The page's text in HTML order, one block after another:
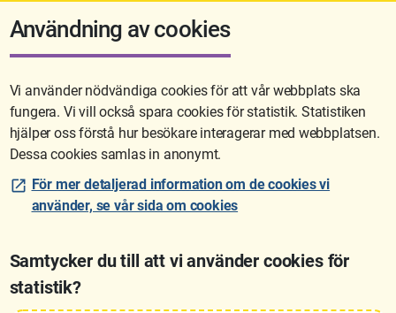
att avvecklas på sikt.
Sidan uppdaterades senast: 2026-06-10 12:58
Användning av cookies
Vi använder nödvändiga cookies för att vår webbplats ska
fungera. Vi vill också spara cookies för statistik. Statistiken
hjälper oss förstå hur besökare interagerar med webbplatsen.
Dessa cookies samlas in anonymt.
För mer detaljerad information om de cookies vi
använder, se vår sida om cookies
Samtycker du till att vi använder cookies för
statistik?
Lantmäteriet är den myndighet som kartlägger Sverige. Till våra